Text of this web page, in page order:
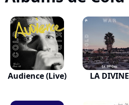
Audience (Live) LA DIVINE